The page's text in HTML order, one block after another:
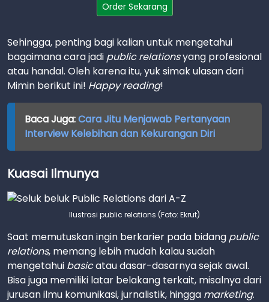
Order Sekarang
Sehingga, penting bagi kalian untuk mengetahui
bagaimana cara jadi public relationsyang profesional
atau handal. Oleh karena itu, yuk simak ulasan dari
Mimin berikut ini! Happy reading!
Baca Juga:Cara Jitu Menjawab Pertanyaan
Interview Kelebihan dan Kekurangan Diri
Kuasai Ilmunya
Ilustrasi public relations (Foto: Ekrut)
Saat memutuskan ingin berkarier pada bidang public
relations, memang lebih mudah kalau sudah
mengetahui basicatau dasar-dasarnya sejak awal.
Bisa juga memiliki latar belakang terkait, misalnya dari
jurusan ilmu komunikasi, jurnalistik, hingga marketing.